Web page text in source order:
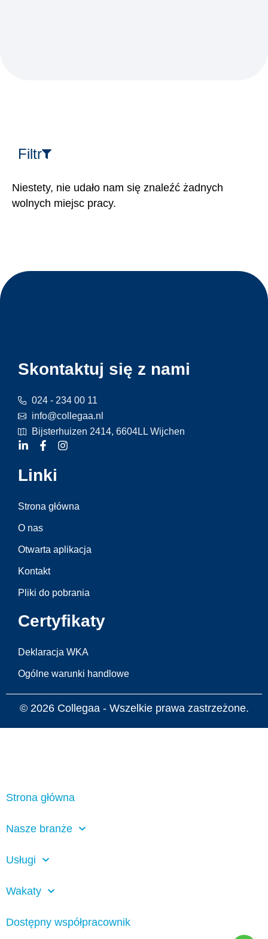
Filtr
Niestety, nie udało nam się znaleźć żadnych
wolnych miejsc pracy.
Skontaktuj się z nami
024 - 234 00 11
info@collegaa.nl
Bijsterhuizen 2414, 6604LL Wijchen
Linki
Strona główna
O nas
Otwarta aplikacja
Kontakt
Pliki do pobrania
Certyfikaty
Deklaracja WKA
Ogólne warunki handlowe
© 2026 Collegaa - Wszelkie prawa zastrzeżone.
Strona główna
Nasze branże
Usługi
Wakaty
Dostępny współpracownik